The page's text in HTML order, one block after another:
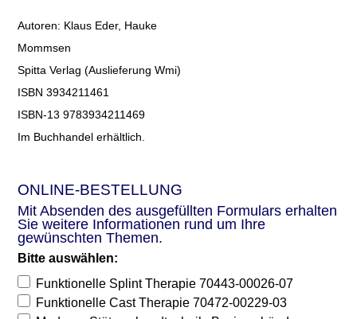
Autoren: Klaus Eder, Hauke
Mommsen
Spitta Verlag (Auslieferung Wmi)
ISBN 3934211461
ISBN-13 9783934211469
Im Buchhandel erhältlich.
ONLINE-BESTELLUNG
Mit Absenden des ausgefüllten Formulars erhalten
Sie weitere Informationen rund um Ihre
gewünschten Themen.
Bitte auswählen:
Funktionelle Splint Therapie 70443-00026-07
Funktionelle Cast Therapie 70472-00229-03